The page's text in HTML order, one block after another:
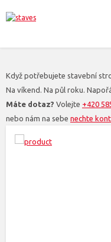
Když potřebujete stavební
Na víkend. Na půl roku.
Máte dotaz? Volejte +420
nebo nám na sebe nechte